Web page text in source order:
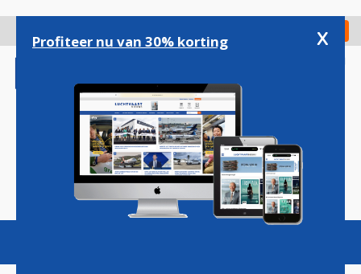
gaan
Check in
Magazine Podcasts Vacatures
Profiteer nu van 30% korting x